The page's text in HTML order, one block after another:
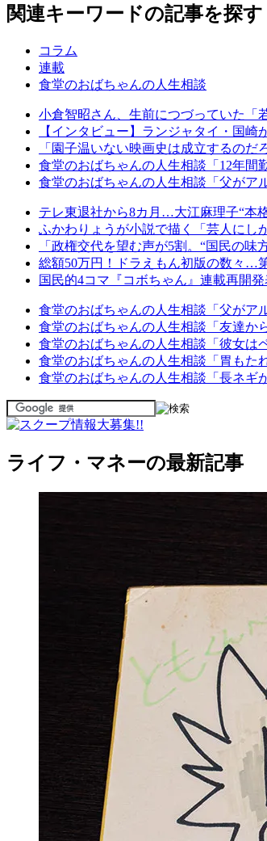
関連キーワードの記事を探す
コラム
連載
食堂のおばちゃんの人生相談
小倉智昭さん、生前につづっていた「
【インタビュー】ランジャタイ・国
「園子温いない映画史は成立するの
食堂のおばちゃんの人生相談「12年間
食堂のおばちゃんの人生相談「父がア
テレ東退社から8カ月…大江麻理子“本
ふかわりょうが小説で描く「芸人にし
「政権交代を望む声が5割。“国民の
総額50万円！ドラえもん初版の数々…
国民的4コマ『コボちゃん』連載再開
食堂のおばちゃんの人生相談「父がア
食堂のおばちゃんの人生相談「友達か
食堂のおばちゃんの人生相談「彼女は
食堂のおばちゃんの人生相談「胃もた
食堂のおばちゃんの人生相談「長ネギ
ライフ・マネーの最新記事